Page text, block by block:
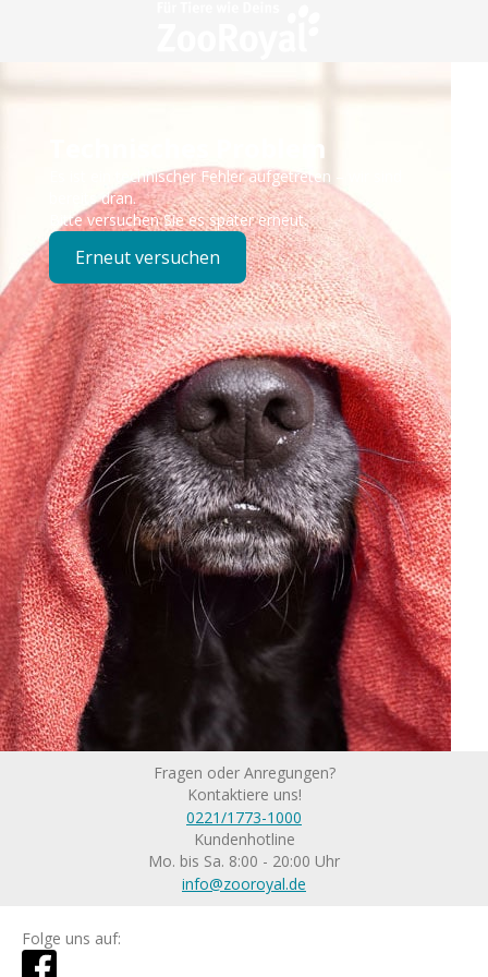
Technisches Problem
Es ist ein technischer Fehler aufgetreten – wir sind
bereits dran.
Bitte versuchen Sie es später erneut.
Erneut versuchen
Fragen oder Anregungen?
Kontaktiere uns!
0221/1773-1000
Kundenhotline
Mo. bis Sa. 8:00 - 20:00 Uhr
info@zooroyal.de
Folge uns auf: